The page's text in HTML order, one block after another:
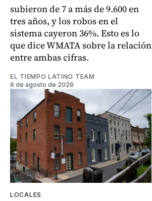
subieron de 7 a más de 9.600 en
tres años, y los robos en el
sistema cayeron 36%. Esto es lo
que dice WMATA sobre la relación
entre ambas cifras.
EL TIEMPO LATINO TEAM
6 de agosto de 2026
LOCALES